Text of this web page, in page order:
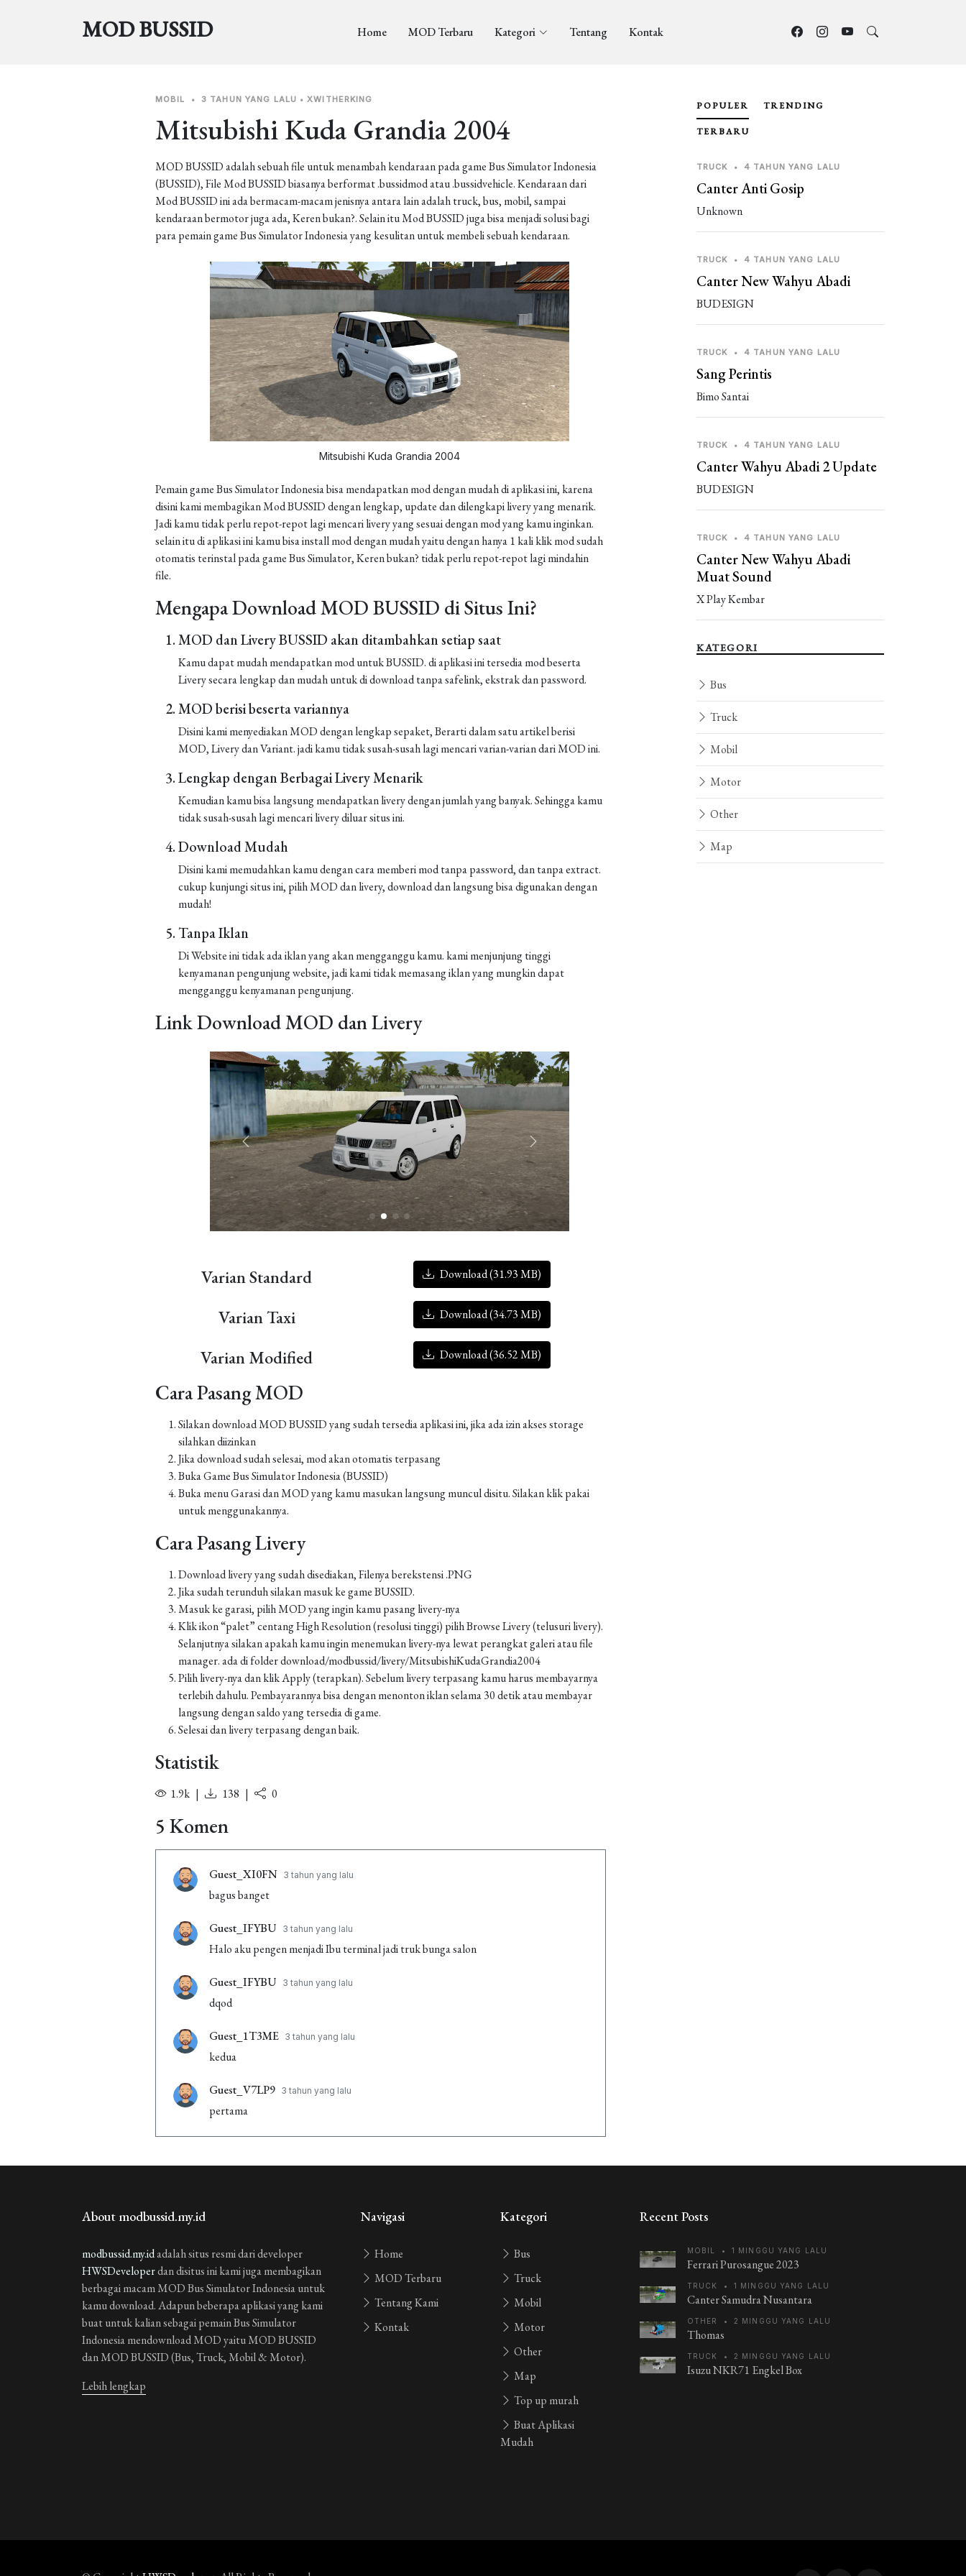
MOD BUSSID Home MOD Terbaru Kategori Tentang Kontak
MOBIL • 3 TAHUN YANG LALU • XWITHERKING
Mitsubishi Kuda Grandia 2004
MOD BUSSID adalah sebuah file untuk menambah kendaraan pada game Bus Simulator Indonesia
(BUSSID), File Mod BUSSID biasanya berformat .bussidmod atau .bussidvehicle. Kendaraan dari
Mod BUSSID ini ada bermacam-macam jenisnya antara lain adalah truck, bus, mobil, sampai
kendaraan bermotor juga ada, Keren bukan?. Selain itu Mod BUSSID juga bisa menjadi solusi bagi
para pemain game Bus Simulator Indonesia yang kesulitan untuk membeli sebuah kendaraan.
Mitsubishi Kuda Grandia 2004
Pemain game Bus Simulator Indonesia bisa mendapatkan mod dengan mudah di aplikasi ini, karena
disini kami membagikan Mod BUSSID dengan lengkap, update dan dilengkapi livery yang menarik.
Jadi kamu tidak perlu repot-repot lagi mencari livery yang sesuai dengan mod yang kamu inginkan.
selain itu di aplikasi ini kamu bisa install mod dengan mudah yaitu dengan hanya 1 kali klik mod sudah
otomatis terinstal pada game Bus Simulator, Keren bukan? tidak perlu repot-repot lagi mindahin
file.
Mengapa Download MOD BUSSID di Situs Ini?
MOD dan Livery BUSSID akan ditambahkan setiap saat
Kamu dapat mudah mendapatkan mod untuk BUSSID. di aplikasi ini tersedia mod beserta
Livery secara lengkap dan mudah untuk di download tanpa safelink, ekstrak dan password.
MOD berisi beserta variannya
Disini kami menyediakan MOD dengan lengkap sepaket, Berarti dalam satu artikel berisi
MOD, Livery dan Variant. jadi kamu tidak susah-susah lagi mencari varian-varian dari MOD ini.
Lengkap dengan Berbagai Livery Menarik
Kemudian kamu bisa langsung mendapatkan livery dengan jumlah yang banyak. Sehingga kamu
tidak susah-susah lagi mencari livery diluar situs ini.
Download Mudah
Disini kami memudahkan kamu dengan cara memberi mod tanpa password, dan tanpa extract.
cukup kunjungi situs ini, pilih MOD dan livery, download dan langsung bisa digunakan dengan
mudah!
Tanpa Iklan
Di Website ini tidak ada iklan yang akan mengganggu kamu. kami menjunjung tinggi
kenyamanan pengunjung website, jadi kami tidak memasang iklan yang mungkin dapat
mengganggu kenyamanan pengunjung.
Link Download MOD dan Livery
Varian Standard Download (31.93 MB)
Varian Taxi Download (34.73 MB)
Varian Modified Download (36.52 MB)
Cara Pasang MOD
Silakan download MOD BUSSID yang sudah tersedia aplikasi ini, jika ada izin akses storage
silahkan diizinkan
Jika download sudah selesai, mod akan otomatis terpasang
Buka Game Bus Simulator Indonesia (BUSSID)
Buka menu Garasi dan MOD yang kamu masukan langsung muncul disitu. Silakan klik pakai
untuk menggunakannya.
Cara Pasang Livery
Download livery yang sudah disediakan, Filenya berekstensi .PNG
Jika sudah terunduh silakan masuk ke game BUSSID.
Masuk ke garasi, pilih MOD yang ingin kamu pasang livery-nya
Klik ikon “palet” centang High Resolution (resolusi tinggi) pilih Browse Livery (telusuri livery).
Selanjutnya silakan apakah kamu ingin menemukan livery-nya lewat perangkat galeri atau file
manager. ada di folder download/modbussid/livery/MitsubishiKudaGrandia2004
Pilih livery-nya dan klik Apply (terapkan). Sebelum livery terpasang kamu harus membayarnya
terlebih dahulu. Pembayarannya bisa dengan menonton iklan selama 30 detik atau membayar
langsung dengan saldo yang tersedia di game.
Selesai dan livery terpasang dengan baik.
Statistik
1.9k | 138 | 0
5 Komen
Guest_XI0FN 3 tahun yang lalu
bagus banget
Guest_IFYBU 3 tahun yang lalu
Halo aku pengen menjadi Ibu terminal jadi truk bunga salon
Guest_IFYBU 3 tahun yang lalu
dqod
Guest_1T3ME 3 tahun yang lalu
kedua
Guest_V7LP9 3 tahun yang lalu
pertama
POPULER TRENDING
TERBARU
TRUCK • 4 TAHUN YANG LALU
Canter Anti Gosip
Unknown
TRUCK • 4 TAHUN YANG LALU
Canter New Wahyu Abadi
BUDESIGN
TRUCK • 4 TAHUN YANG LALU
Sang Perintis
Bimo Santai
TRUCK • 4 TAHUN YANG LALU
Canter Wahyu Abadi 2 Update
BUDESIGN
TRUCK • 4 TAHUN YANG LALU
Canter New Wahyu Abadi
Muat Sound
X Play Kembar
KATEGORI
Bus
Truck
Mobil
Motor
Other
Map
About modbussid.my.id
modbussid.my.idadalah situs resmi dari developer
HWSDeveloperdan disitus ini kami juga membagikan
berbagai macam MOD Bus Simulator Indonesia untuk
kamu download. Adapun beberapa aplikasi yang kami
buat untuk kalian sebagai pemain Bus Simulator
Indonesia mendownload MOD yaitu MOD BUSSID
dan MOD BUSSID (Bus, Truck, Mobil & Motor).
Lebih lengkap
Navigasi
Home
MOD Terbaru
Tentang Kami
Kontak
Kategori
Bus
Truck
Mobil
Motor
Other
Map
Top up murah
Buat Aplikasi
Mudah
Recent Posts
MOBIL • 1 MINGGU YANG LALU
Ferrari Purosangue 2023
TRUCK • 1 MINGGU YANG LALU
Canter Samudra Nusantara
OTHER • 2 MINGGU YANG LALU
Thomas
TRUCK • 2 MINGGU YANG LALU
Isuzu NKR71 Engkel Box